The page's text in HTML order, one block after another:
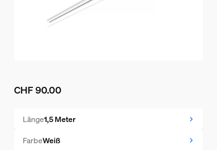
CHF 90.00
Länge1,5 Meter
FarbeWeiß